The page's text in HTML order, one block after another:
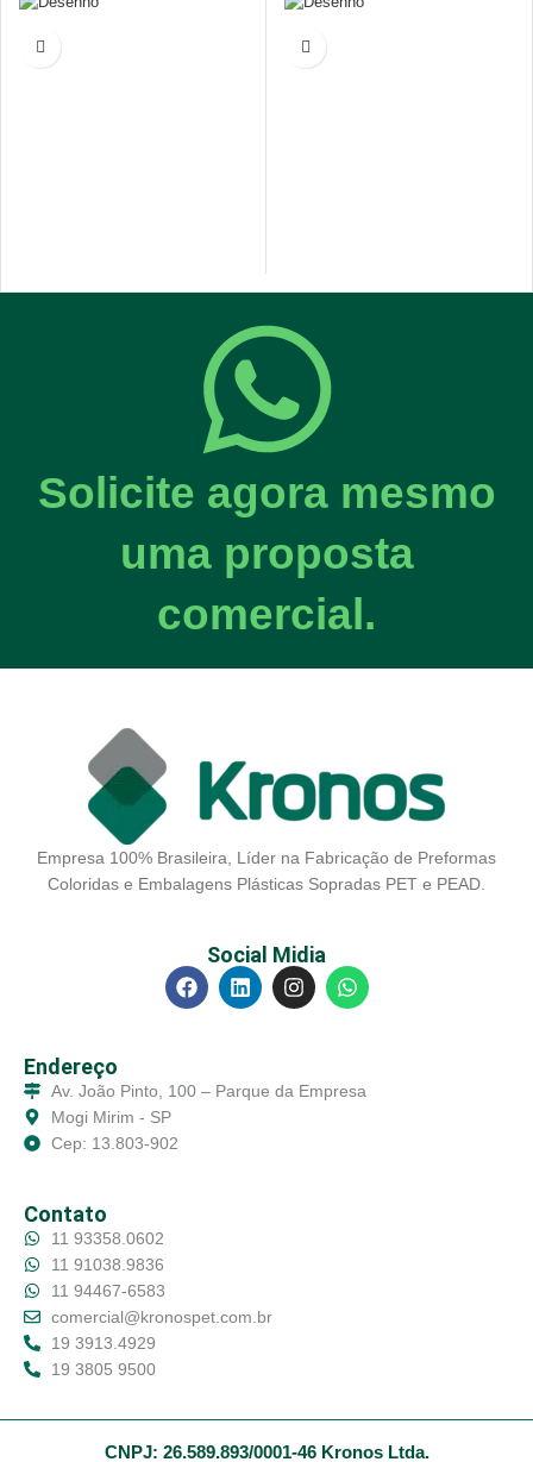
Solicite agora mesmo
uma proposta
comercial.
Empresa 100% Brasileira, Líder na Fabricação de Preformas
Coloridas e Embalagens Plásticas Sopradas PET e PEAD.
Social Midia
Endereço
Av. João Pinto, 100 – Parque da Empresa
Mogi Mirim - SP
Cep: 13.803-902
Contato
11 93358.0602
11 91038.9836
11 94467-6583
comercial@kronospet.com.br
19 3913.4929
19 3805 9500
CNPJ: 26.589.893/0001-46 Kronos Ltda.